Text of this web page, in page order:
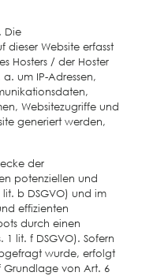
Die
Website erfasst
Hosters / der Hoster
um IP-Adressen,
Websitezugriffe und
generiert werden,
der
potenziellen und
b DSGVO) und im
effizienten
durch einen
lit. f DSGVO). Sofern
wurde, erfolgt
Grundlage von Art. 6